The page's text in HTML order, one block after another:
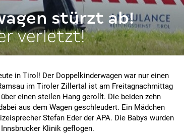
stürzt ab!
verletzt!
in Tirol! Der Doppelkinderwagen war nur einen
im Tiroler Zillertal ist am Freitagnachmittag
einen steilen Hang gerollt. Die beiden zehn
aus dem Wagen geschleudert. Ein Mädchen
Stefan Eder der APA. Die Babys wurden
Klinik geflogen.